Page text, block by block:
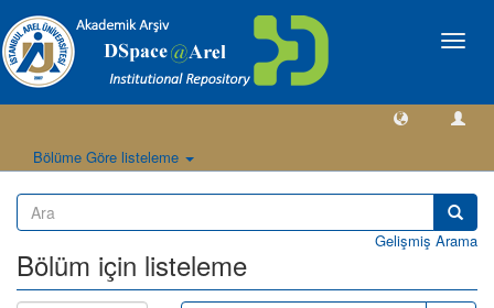
Geçiş
Bölüme Göre listeleme
Gelişmiş Arama
Bölüm için listeleme